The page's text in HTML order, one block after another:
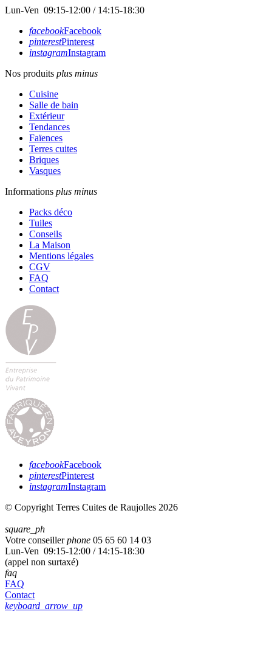
Lun-Ven 09:15-12:00 / 14:15-18:30
facebookFacebook
pinterestPinterest
instagramInstagram
Nos produits plus minus
Cuisine
Salle de bain
Extérieur
Tendances
Faïences
Terres cuites
Briques
Vasques
Informations plus minus
Packs déco
Tuiles
Conseils
La Maison
Mentions légales
CGV
FAQ
Contact
facebookFacebook
pinterestPinterest
instagramInstagram
© Copyright Terres Cuites de Raujolles 2026
square_ph
Votre conseillerphone 05 65 60 14 03
Lun-Ven 09:15-12:00 / 14:15-18:30
(appel non surtaxé)
faq
FAQ
Contact
keyboard_arrow_up